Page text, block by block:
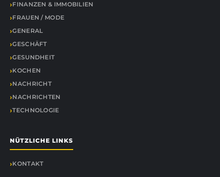
FINANZEN & IMMOBILIEN
FRAUEN / MODE
GENERAL
GESCHÄFT
GESUNDHEIT
KOCHEN
NACHRICHT
NACHRICHTEN
TECHNOLOGIE
NÜTZLICHE LINKS
KONTAKT